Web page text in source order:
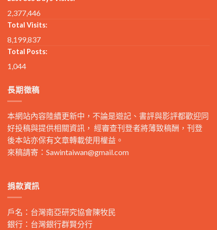
2,377,446
Total Visits:
8,199,837
Total Posts:
1,044
長期徵稿
本網站內容陸續更新中，不論是遊記、書評與影評都歡迎同
好投稿與提供相關資訊， 經審查刊登者將薄致稿酬，刊登
後本站亦保有文章轉載使用權益。
來稿請寄： Sawintaiwan@gmail.com
捐款資訊
戶名：台灣南亞研究協會陳牧民
銀行：台灣銀行群賢分行